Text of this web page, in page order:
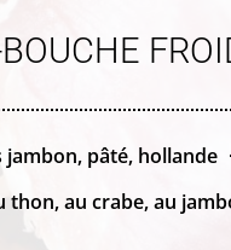
jambon, pâté, hollande
thon, au crabe, au